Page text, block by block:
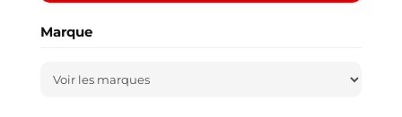
Marque